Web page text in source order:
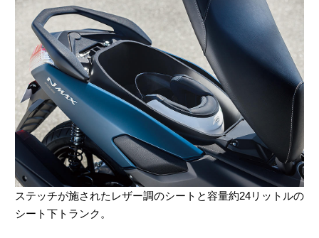
ステッチが施されたレザー調のシートと容量約24リットルの
シート下トランク。